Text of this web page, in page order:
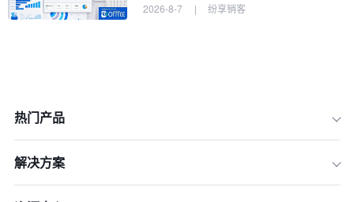
2026-8-7 | 纷享销客
热门产品
解决方案